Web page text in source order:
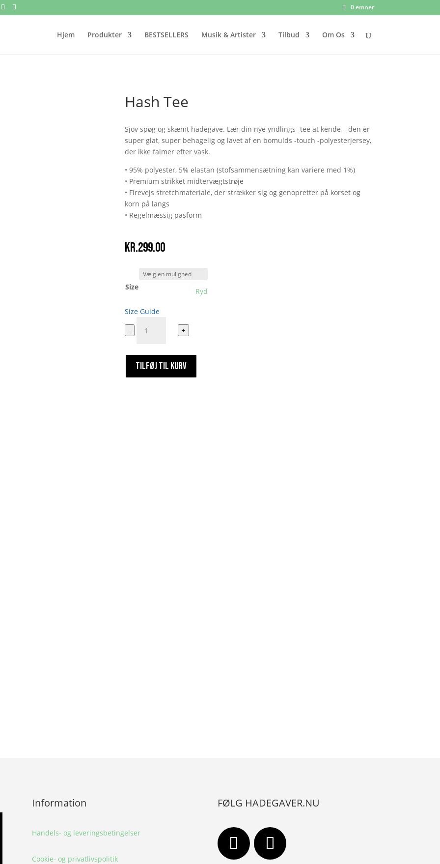
0 emner
Hjem Produkter BESTSELLERS Musik & Artister Tilbud Om Os
Hash Tee
Sjov spøg og skæmt hadegave. Lær din nye yndlings -tee at kende – den er
super glat, super behagelig og lavet af en bomulds -touch -polyesterjersey,
der ikke falmer efter vask.
• 95% polyester, 5% elastan (stofsammensætning kan variere med 1%)
• Premium strikket midtervægtstrøje
• Firevejs stretchmateriale, der strækker sig og genopretter på korset og
korn på langs
• Regelmæssig pasform
kr.299.00
Size Ryd
Size Guide
Hash
Tee
- +
TILFØJ TIL KURV
Information
Handels- og leveringsbetingelser
Cookie- og privatlivspolitik
FØLG HADEGAVER.NU